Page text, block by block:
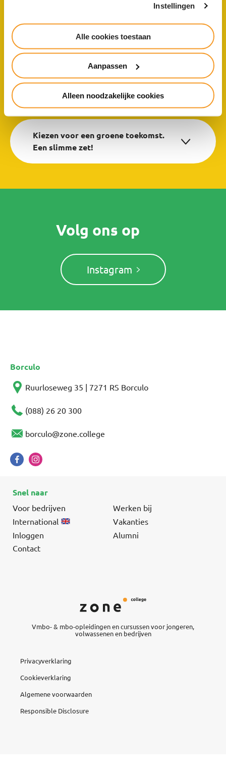
Instellingen
Alle cookies toestaan
Aanpassen
Alleen noodzakelijke cookies
Veel te doen
Organisatie
Kiezen voor een groene toekomst.
Een slimme zet!
Volg ons op
Instagram
Borculo
Ruurloseweg 35 | 7271 RS Borculo
(088) 26 20 300
borculo@zone.college
Snel naar
Voor bedrijven
Werken bij
International
Vakanties
Inloggen
Alumni
Contact
Vmbo- & mbo-opleidingen en cursussen voor jongeren,
volwassenen en bedrijven
Privacyverklaring
Cookieverklaring
Algemene voorwaarden
Responsible Disclosure